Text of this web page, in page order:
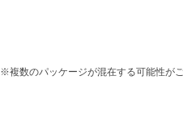
※複数のパッケージが混在する可能性がご